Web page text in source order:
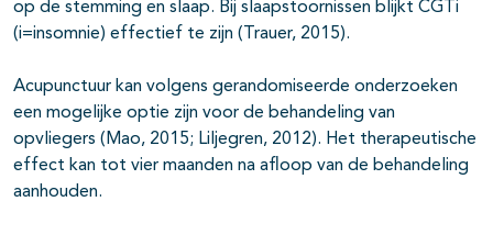
op de stemming en slaap. Bij slaapstoornissen blijkt CGTi
(i=insomnie) effectief te zijn (Trauer, 2015).
Acupunctuur kan volgens gerandomiseerde onderzoeken
een mogelijke optie zijn voor de behandeling van
opvliegers (Mao, 2015; Liljegren, 2012). Het therapeutische
effect kan tot vier maanden na afloop van de behandeling
aanhouden.